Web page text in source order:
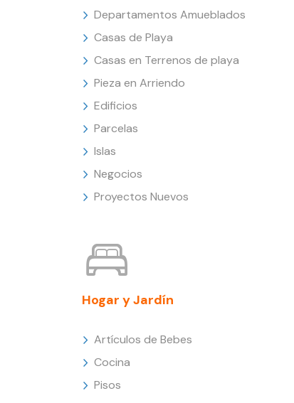
Departamentos Amueblados
Casas de Playa
Casas en Terrenos de playa
Pieza en Arriendo
Edificios
Parcelas
Islas
Negocios
Proyectos Nuevos
Hogar y Jardín
Artículos de Bebes
Cocina
Pisos